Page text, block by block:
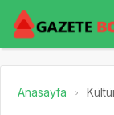
Anasayfa